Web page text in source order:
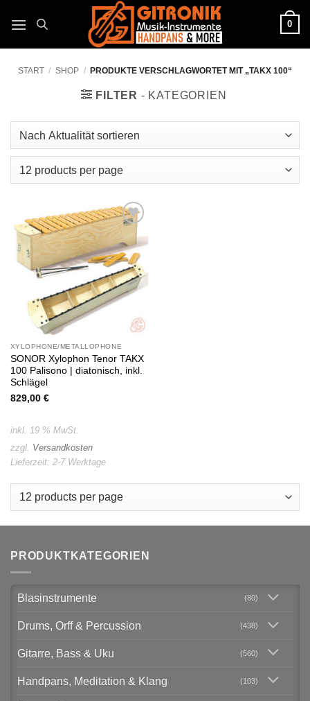
Inhalt
0
START / SHOP / PRODUKTE VERSCHLAGWORTET MIT „TAKX 100“
FILTER
Auf die
Wunschliste
XYLOPHONE/METALLOPHONE
SONOR Xylophon Tenor TAKX
100 Palisono | diatonisch, inkl.
Schlägel
829,00 €
inkl. 19 % MwSt.
zzgl. Versandkosten
Lieferzeit: 2-7 Werktage
PRODUKTKATEGORIEN
Blasinstrumente (80)
Drums, Orff & Percussion (438)
Gitarre, Bass & Uku (560)
Handpans, Meditation & Klang (103)